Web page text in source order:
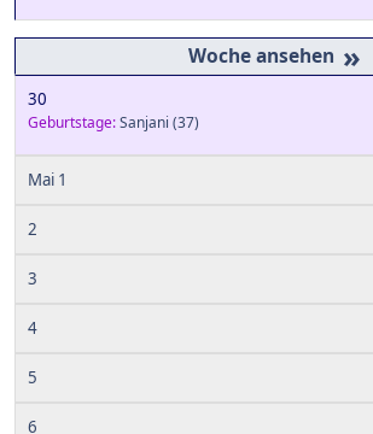
»
30
Geburtstage:Sanjani (37)
Mai 1
2
3
4
5
6